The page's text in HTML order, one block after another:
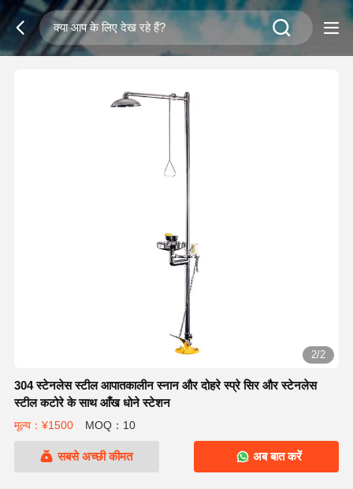
2/2
304 स्टेनलेस स्टील आपातकालीन स्नान और दोहरे स्प्रे सिर और स्टेनलेस
स्टील कटोरे के साथ आँख धोने स्टेशन
मूल्य：¥1500 MOQ：10
सबसे अच्छी कीमत अब बात करें